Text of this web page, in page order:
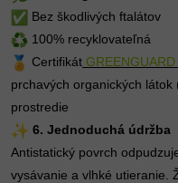
Bez škodlivých ftalátov
100% recyklovateľná
Certifikát
prchavých organických
prostredie
6. Jednoduchá údržba
Antistatický povrch
vysávanie a vlhké utieranie.